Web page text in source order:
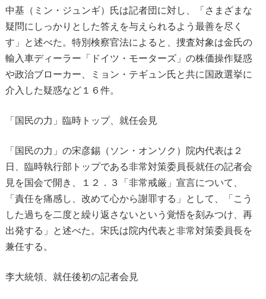
中基（ミン・ジュンギ）氏は記者団に対し、「さまざまな
疑問にしっかりとした答えを与えられるよう最善を尽く
す」と述べた。特別検察官法によると、捜査対象は金氏の
輸入車ディーラー「ドイツ・モーターズ」の株価操作疑惑
や政治ブローカー、ミョン・テギュン氏と共に国政選挙に
介入した疑惑など１６件。
「国民の力」臨時トップ、就任会見
「国民の力」の宋彦錫（ソン・オンソク）院内代表は２
日、臨時執行部トップである非常対策委員長就任の記者会
見を国会で開き、１２．３「非常戒厳」宣言について、
「責任を痛感し、改めて心から謝罪する」として、「こう
した過ちを二度と繰り返さないという覚悟を刻みつけ、再
出発する」と述べた。宋氏は院内代表と非常対策委員長を
兼任する。
李大統領、就任後初の記者会見